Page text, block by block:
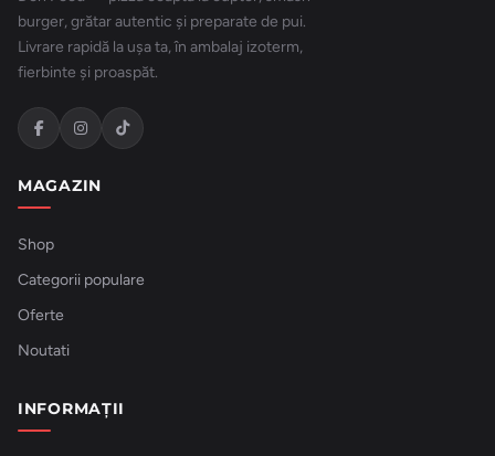
burger, grătar autentic și preparate de pui.
Livrare rapidă la ușa ta, în ambalaj izoterm,
fierbinte și proaspăt.
MAGAZIN
Shop
Categorii populare
Oferte
Noutati
INFORMAȚII